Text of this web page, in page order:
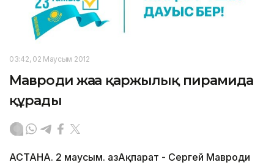
03:42, 02 Маусым 2012
Мавроди жаңа қаржылық пирамида
құрады
АСТАНА. 2 маусым. ҚазАқпарат - Сергей Мавроди